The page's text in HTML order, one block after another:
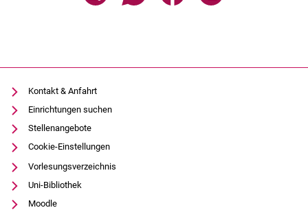
Kontakt & Anfahrt
Einrichtungen suchen
Stellenangebote
Cookie-Einstellungen
Vorlesungsverzeichnis
Uni-Bibliothek
Moodle